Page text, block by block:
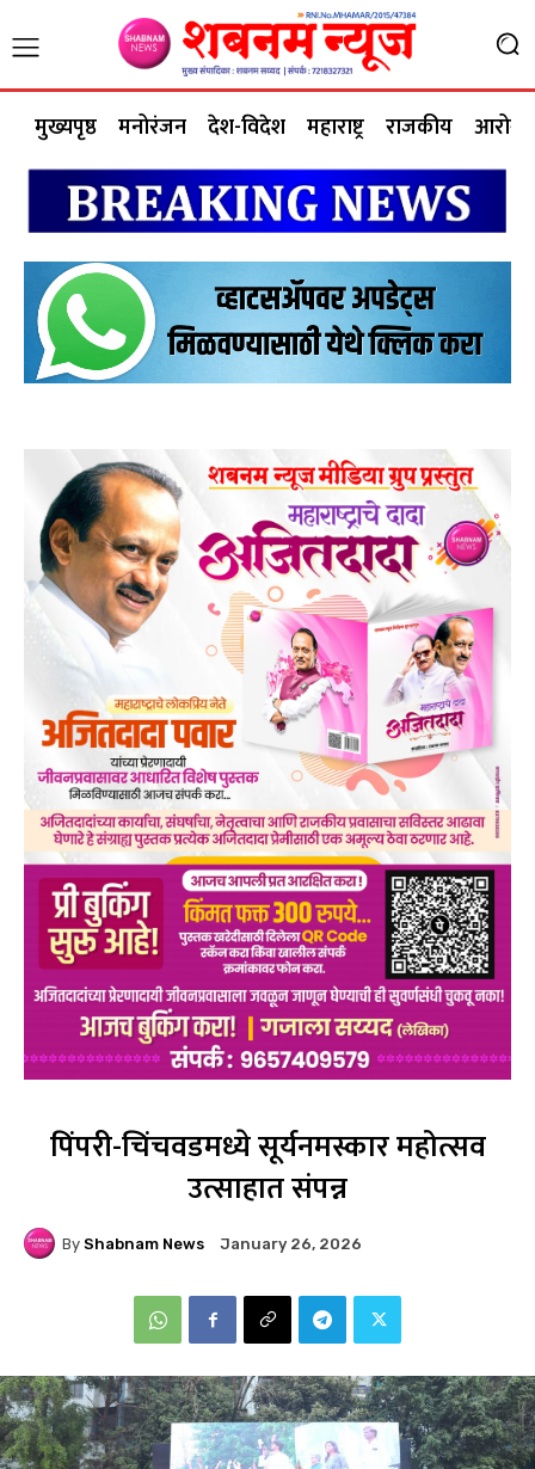
मुख्यपृष्ठ मनोरंजन देश-विदेश महाराष्ट्र राजकीय आरोग्य
पिंपरी-चिंचवडमध्ये सूर्यनमस्कार महोत्सव
उत्साहात संपन्न
By Shabnam News January 26, 2026